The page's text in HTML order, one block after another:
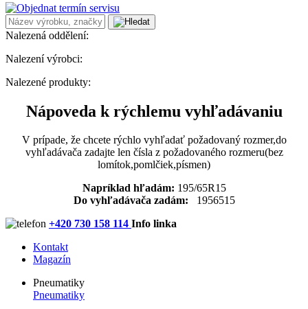
Nalezená oddělení:
Nalezení výrobci:
Nalezené produkty:
Nápoveda k rýchlemu vyhľadávaniu
V prípade, že chcete rýchlo vyhľadať požadovaný rozmer,do
vyhľadávača zadajte len čísla z požadovaného rozmeru(bez
lomítok,pomlčiek,písmen)
Napríklad hľadám: 195/65R15
Do vyhľadávača zadám: 1956515
+420 730 158 114 Info linka
Kontakt
Magazín
Pneumatiky
Pneumatiky